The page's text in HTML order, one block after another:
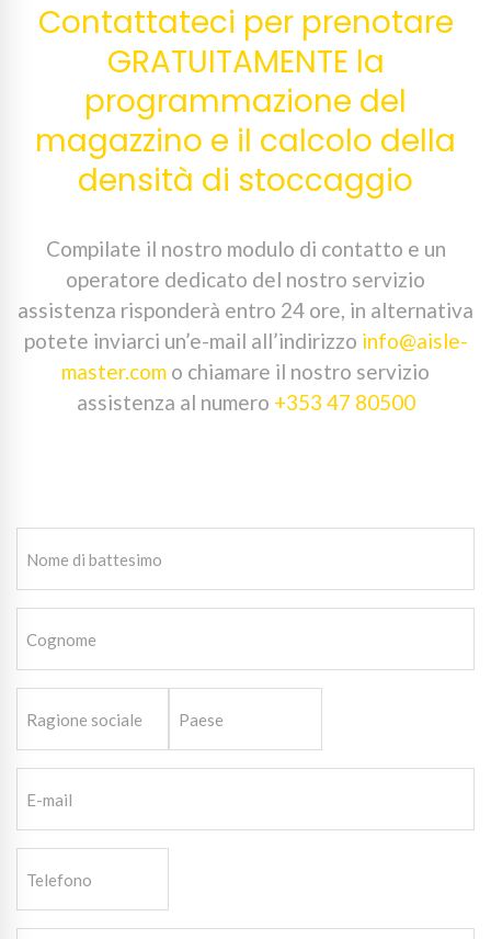
Contattateci per prenotare
GRATUITAMENTE la
programmazione del
magazzino e il calcolo della
densità di stoccaggio
Compilate il nostro modulo di contatto e un
operatore dedicato del nostro servizio
assistenza risponderà entro 24 ore, in alternativa
potete inviarci un’e-mail all’indirizzo info@aisle-
master.com o chiamare il nostro servizio
assistenza al numero +353 47 80500
di
battesimo
(Obbligatorio)
sociale
(Obbligatorio)
mail
(Obbligatorio)